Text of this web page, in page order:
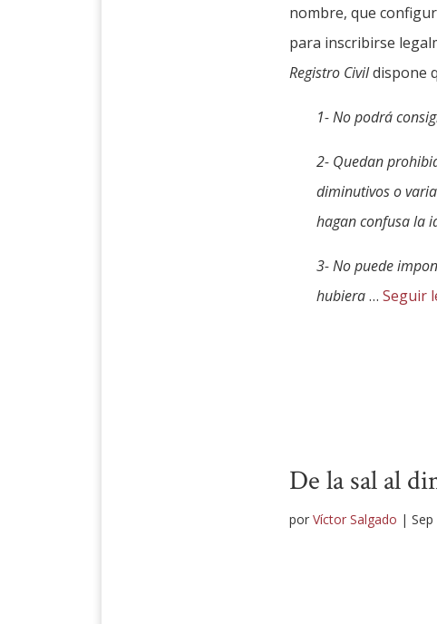
nombre, que
para inscribirse
Registro Civildispone
1-No podrá
2- Quedan
diminutivos o
hagan confusa la
3-No puede
hubiera…Seguir
De la sal al
porVíctor Salgado |